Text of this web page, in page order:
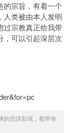
的宗旨，有着一个
人类被由本人发明
过宗教真正给我带
，可以引起深层次
的恐惧影戏，都带有